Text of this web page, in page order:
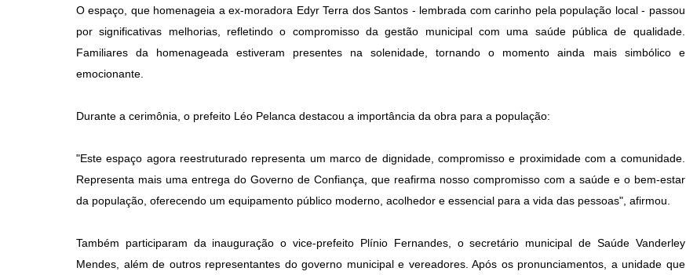
O espaço, que homenageia a ex-moradora Edyr Terra dos Santos - lembrada com carinho pela população local - passou
por significativas melhorias, refletindo o compromisso da gestão municipal com uma saúde pública de qualidade.
Familiares da homenageada estiveram presentes na solenidade, tornando o momento ainda mais simbólico e
emocionante.
Durante a cerimônia, o prefeito Léo Pelanca destacou a importância da obra para a população:
"Este espaço agora reestruturado representa um marco de dignidade, compromisso e proximidade com a comunidade.
Representa mais uma entrega do Governo de Confiança, que reafirma nosso compromisso com a saúde e o bem-estar
da população, oferecendo um equipamento público moderno, acolhedor e essencial para a vida das pessoas", afirmou.
Também participaram da inauguração o vice-prefeito Plínio Fernandes, o secretário municipal de Saúde Vanderley
Mendes, além de outros representantes do governo municipal e vereadores. Após os pronunciamentos, a unidade que